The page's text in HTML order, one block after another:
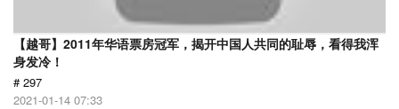
【越哥】2011年华语票房冠军，揭开中国人共同的耻辱，看得我浑
身发冷！
# 297
2021-01-14 07:33